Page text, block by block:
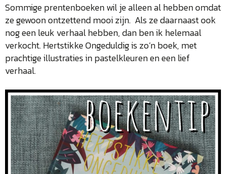
Sommige prentenboeken wil je alleen al hebben omdat
ze gewoon ontzettend mooi zijn. Als ze daarnaast ook
nog een leuk verhaal hebben, dan ben ik helemaal
verkocht. Hertstikke Ongeduldig is zo’n boek, met
prachtige illustraties in pastelkleuren en een lief
verhaal.